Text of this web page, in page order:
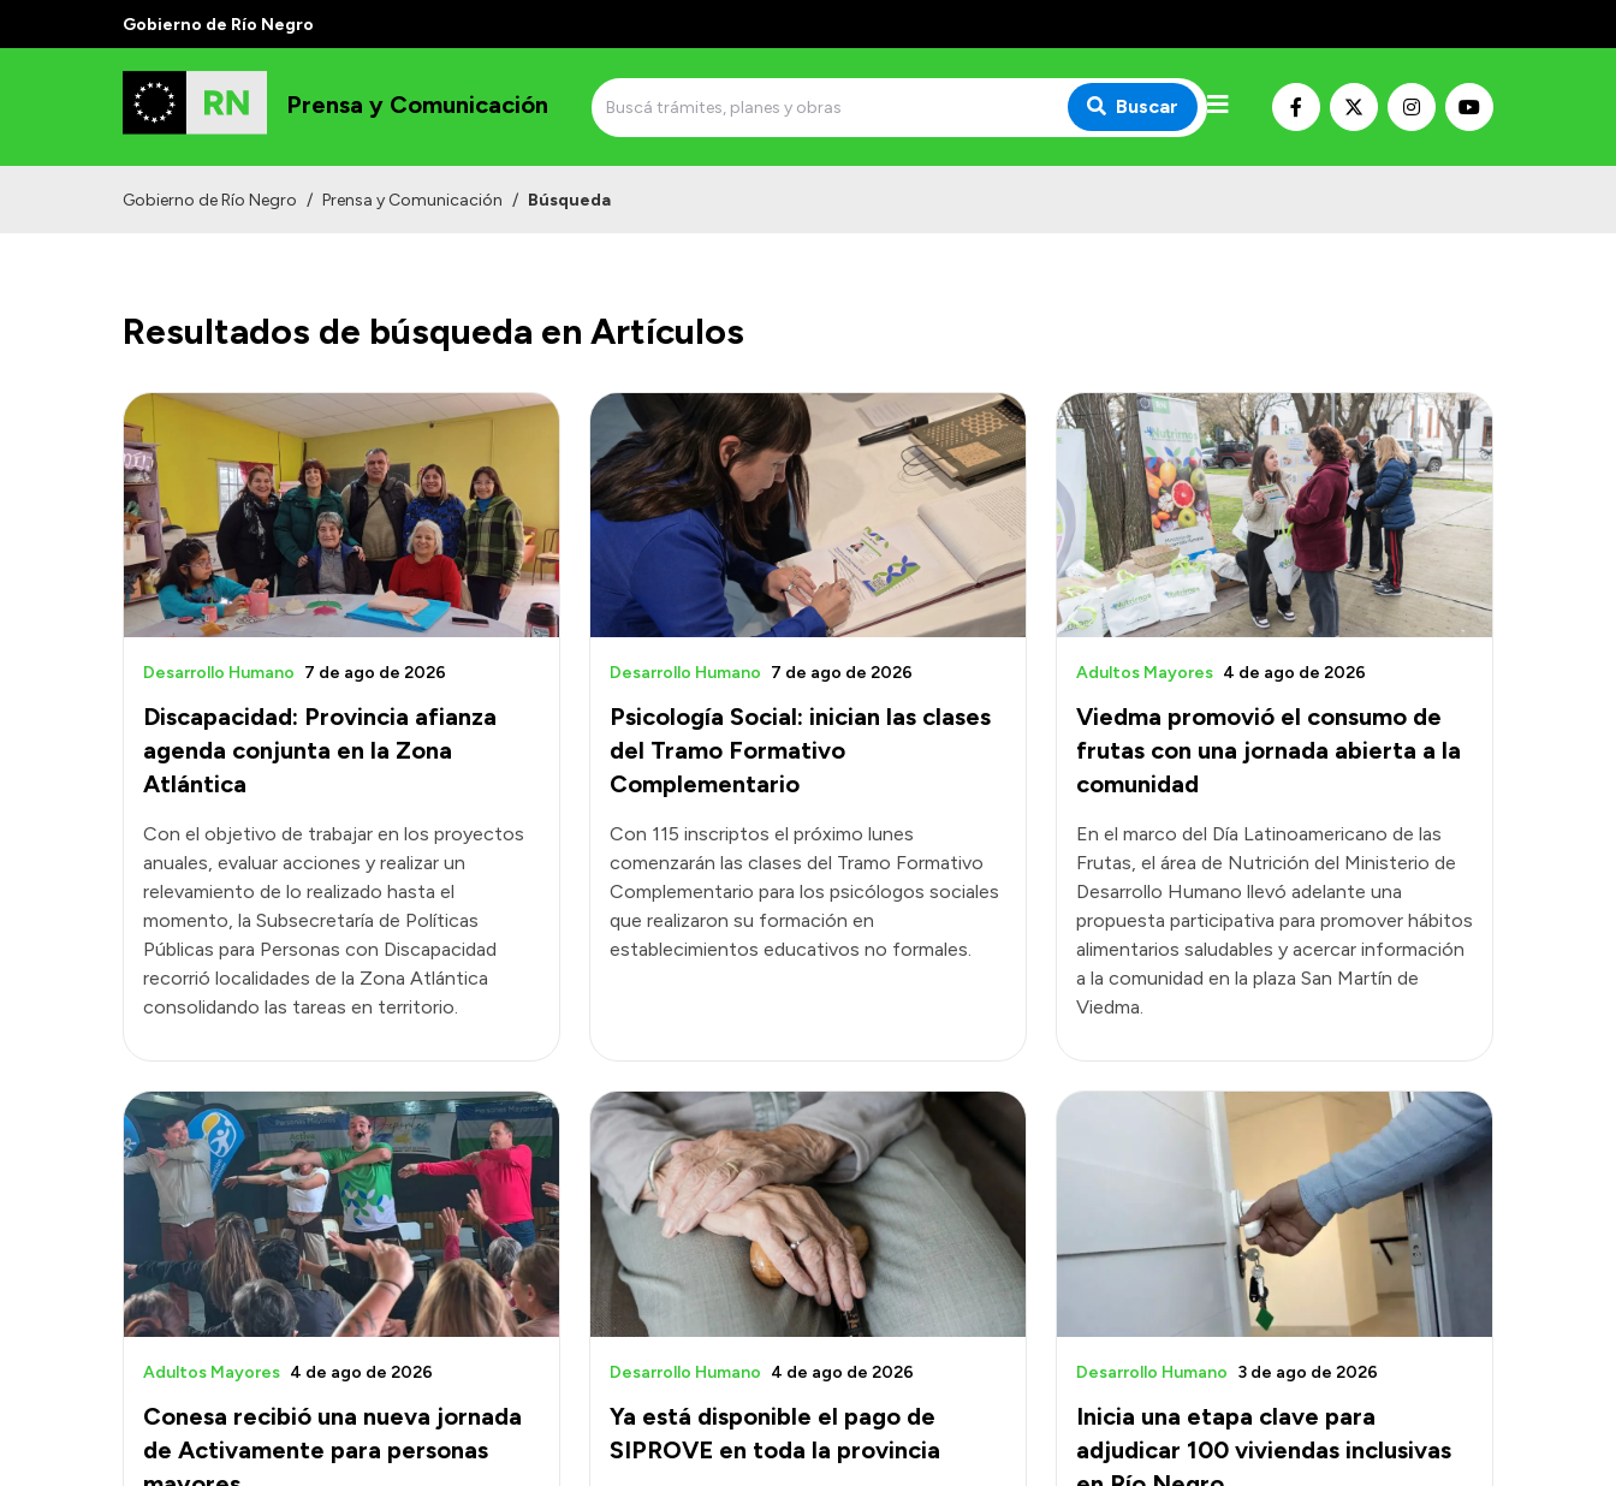
Gobierno de Río Negro
Prensa y Comunicación Buscar
Gobierno de Río Negro / Prensa y Comunicación / Búsqueda
Resultados de búsqueda en Artículos
Discapacidad: Provincia afianza
agenda conjunta en la Zona
Atlántica
Desarrollo Humano 7 de ago de 2026
Con el objetivo de trabajar en los proyectos
anuales, evaluar acciones y realizar un
relevamiento de lo realizado hasta el
momento, la Subsecretaría de Políticas
Públicas para Personas con Discapacidad
recorrió localidades de la Zona Atlántica
consolidando las tareas en territorio.
Psicología Social: inician las clases
del Tramo Formativo
Complementario
Desarrollo Humano 7 de ago de 2026
Con 115 inscriptos el próximo lunes
comenzarán las clases del Tramo Formativo
Complementario para los psicólogos sociales
que realizaron su formación en
establecimientos educativos no formales.
Viedma promovió el consumo de
frutas con una jornada abierta a la
comunidad
Adultos Mayores 4 de ago de 2026
En el marco del Día Latinoamericano de las
Frutas, el área de Nutrición del Ministerio de
Desarrollo Humano llevó adelante una
propuesta participativa para promover hábitos
alimentarios saludables y acercar información
a la comunidad en la plaza San Martín de
Viedma.
Conesa recibió una nueva jornada
de Activamente para personas
Adultos Mayores 4 de ago de 2026
Ya está disponible el pago de
SIPROVE en toda la provincia
Desarrollo Humano 4 de ago de 2026
Inicia una etapa clave para
adjudicar 100 viviendas inclusivas
Desarrollo Humano 3 de ago de 2026